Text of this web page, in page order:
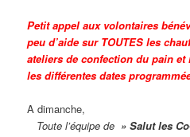
Petit appel aux volontaires
peu d’aide sur TOUTES les
ateliers de confection du pain
les différentes dates
A dimanche,
Toute l’équipe de » Salut les